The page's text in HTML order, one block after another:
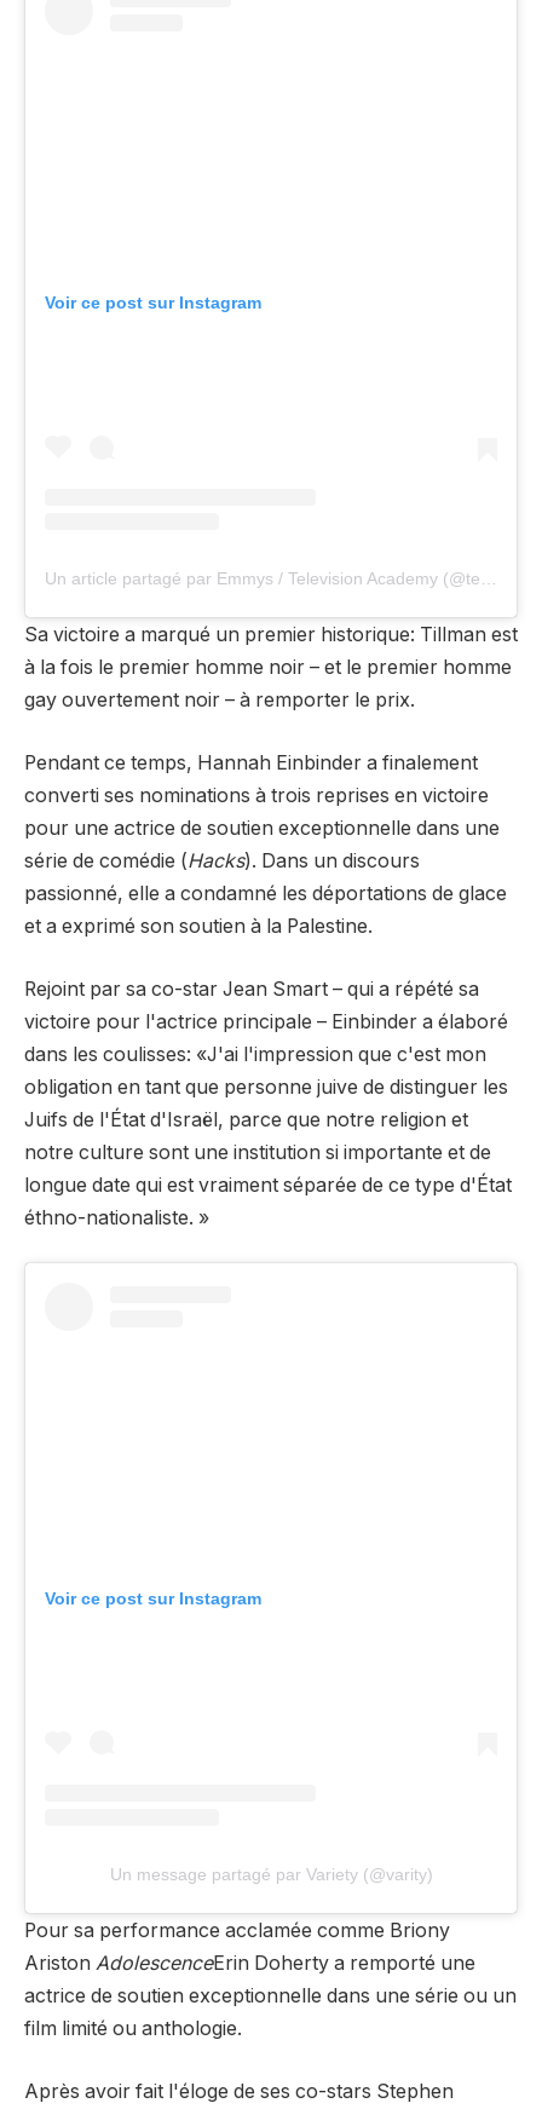
Voir ce post sur Instagram
Un article partagé par Emmys / Television Academy (@televiseacad)
Sa victoire a marqué un premier historique: Tillman est
à la fois le premier homme noir – et le premier homme
gay ouvertement noir – à remporter le prix.
Pendant ce temps, Hannah Einbinder a finalement
converti ses nominations à trois reprises en victoire
pour une actrice de soutien exceptionnelle dans une
série de comédie (Hacks). Dans un discours
passionné, elle a condamné les déportations de glace
et a exprimé son soutien à la Palestine.
Rejoint par sa co-star Jean Smart – qui a répété sa
victoire pour l'actrice principale – Einbinder a élaboré
dans les coulisses: «J'ai l'impression que c'est mon
obligation en tant que personne juive de distinguer les
Juifs de l'État d'Israël, parce que notre religion et
notre culture sont une institution si importante et de
longue date qui est vraiment séparée de ce type d'État
éthno-nationaliste. »
Voir ce post sur Instagram
Un message partagé par Variety (@varity)
Pour sa performance acclamée comme Briony
Ariston AdolescenceErin Doherty a remporté une
actrice de soutien exceptionnelle dans une série ou un
film limité ou anthologie.
Après avoir fait l'éloge de ses co-stars Stephen